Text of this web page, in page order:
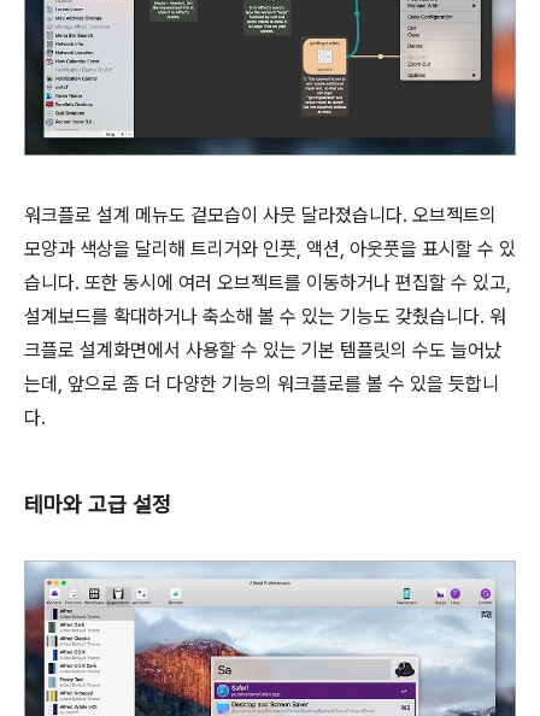
워크플로 설계 메뉴도 겉모습이 사뭇 달라졌습니다. 오브젝트의
모양과 색상을 달리해 트리거와 인풋, 액션, 아웃풋을 표시할 수 있
습니다. 또한 동시에 여러 오브젝트를 이동하거나 편집할 수 있고,
설계보드를 확대하거나 축소해 볼 수 있는 기능도 갖췄습니다. 워
크플로 설계화면에서 사용할 수 있는 기본 템플릿의 수도 늘어났
는데, 앞으로 좀 더 다양한 기능의 워크플로를 볼 수 있을 듯합니
다.
테마와 고급 설정